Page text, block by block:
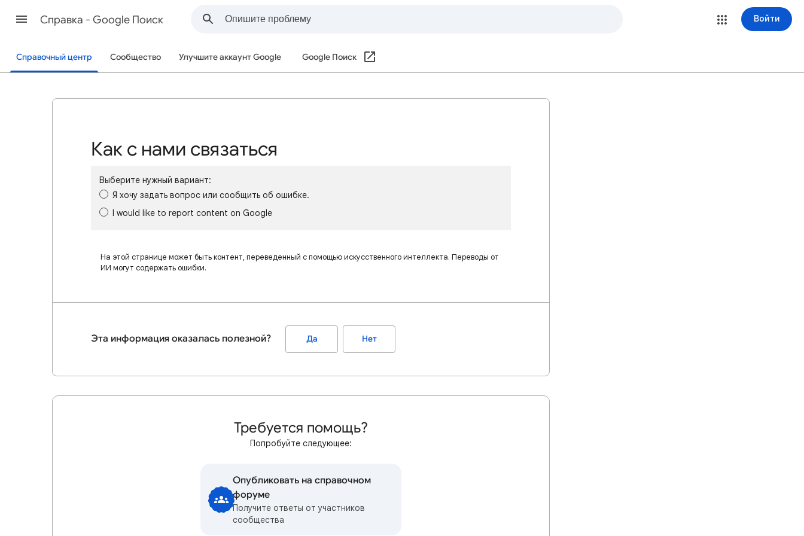
Cправка - Google Поиск Войти
Справочный центр Сообщество Улучшите аккаунт Google Google Поиск
Как с нами связаться
Выберите нужный вариант:
Я хочу задать вопрос или сообщить об ошибке.
I would like to report content on Google
На этой странице может быть контент, переведенный с помощью искусственного интеллекта. Переводы от
ИИ могут содержать ошибки.
Эта информация оказалась полезной? Да Нет
Требуется помощь?
Попробуйте следующее:
Опубликовать на справочном
форуме
Получите ответы от участников
сообщества